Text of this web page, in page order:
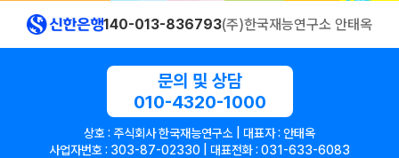
140-013-836793(주)한국재능연구소 안태옥
문의 및 상담
010-4320-1000
상호 : 주식회사 한국재능연구소 | 대표자 : 안태옥
사업자번호 : 303-87-02330 | 대표전화 : 031-633-6083